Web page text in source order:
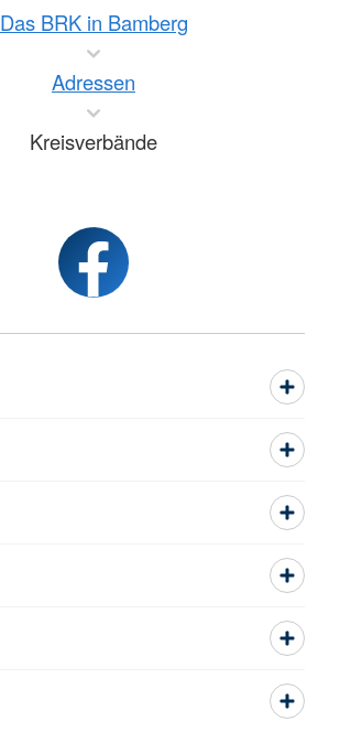
Das BRK in Bamberg
Adressen
Kreisverbände